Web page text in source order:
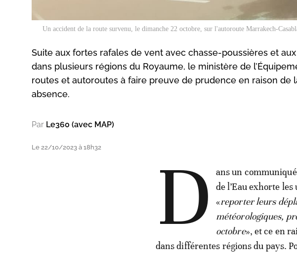
Un accident de la route survenu, le dimanche 22 octobre, sur l'autoroute Marrakech-
Suite aux fortes rafales de vent avec chasse-poussières et
dans plusieurs régions du Royaume, le ministère de
routes et autoroutes à faire preuve de prudence en raison de
absence.
Par Le360 (avec MAP)
Le 22/10/2023 à 18h32 D
ans un
de l’Eau exhorte
«reporter leurs
météorologiques,
octobre», et ce en
dans différentes régions du pays.